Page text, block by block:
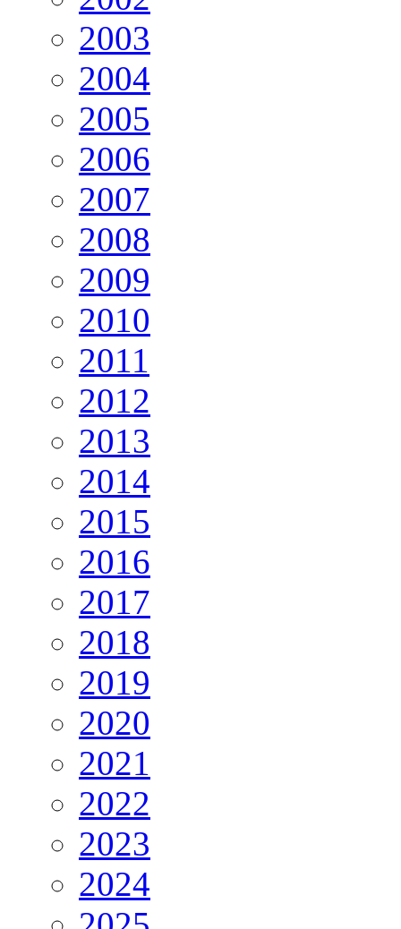
2003
2004
2005
2006
2007
2008
2009
2010
2011
2012
2013
2014
2015
2016
2017
2018
2019
2020
2021
2022
2023
2024